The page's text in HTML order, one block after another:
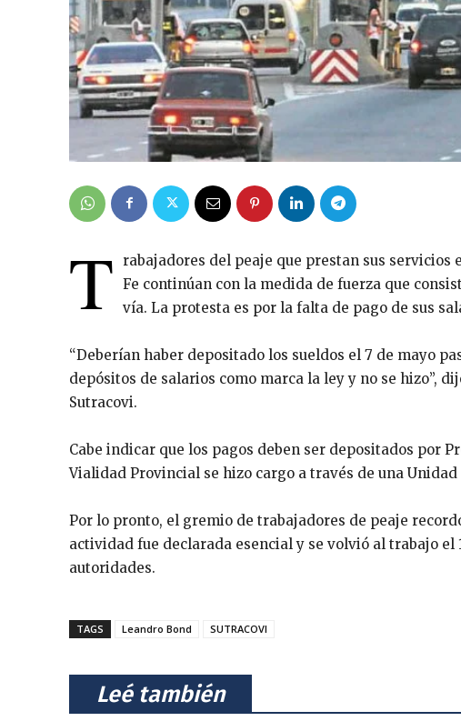
T
rabajadores del peaje que prestan sus servicios
Fe continúan con la medida de fuerza que
vía. La protesta es por la falta de pago de sus
“Deberían haber depositado los sueldos el 7 de mayo
depósitos de salarios como marca la ley y no se hizo”,
Sutracovi.
Cabe indicar que los pagos deben ser depositados por
Vialidad Provincial se hizo cargo a través de una Unidad
Por lo pronto, el gremio de trabajadores de peaje
actividad fue declarada esencial y se volvió al trabajo el
autoridades.
TAGS Leandro Bond SUTRACOVI
⠀Leé también⠀